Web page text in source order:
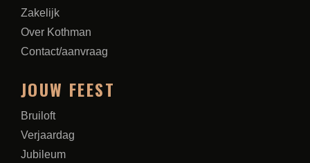
Zakelijk
Over Kothman
Contact/aanvraag
JOUW FEEST
Bruiloft
Verjaardag
Jubileum